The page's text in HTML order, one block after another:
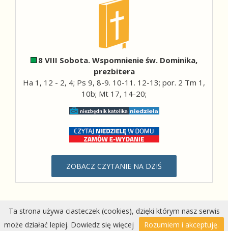
8 VIII Sobota. Wspomnienie św. Dominika,
prezbitera
Ha 1, 12 - 2, 4; Ps 9, 8-9. 10-11. 12-13; por. 2 Tm 1,
10b; Mt 17, 14-20;
ZOBACZ CZYTANIE NA DZIŚ
Wykonanie:DobraStronaParafii.pl|przemyska.pl| Modyfikacja
2024 Parafia NMP Królowej Polski w Jarosławiu
Ta strona używa ciasteczek (cookies), dzięki którym nasz serwis
może działać lepiej. Dowiedz się więcej Rozumiem i akceptuję.